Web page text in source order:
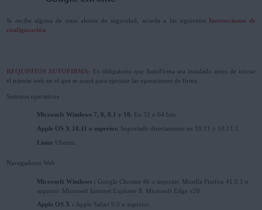
Si recibe alguna de estas alertas de seguridad, acceda a las siguientes Instrucciones de
configuración
REQUISITOS AUTOFIRMA: Es obligatorio que AutoFirma sea instalado antes de iniciar
el trámite web en el que se usará para ejecutar las operaciones de firma.
Sistemas operativos
Microsoft Windows 7, 8, 8.1 y 10. En 32 o 64 bits.
Apple OS X 10.11 o superior. Soportado directamente en 10.11 y 10.11.1.
Linux Ubuntu
Navegadores Web
Microsoft Windows : Google Chrome 46 o superior. Mozilla Firefox 41.0.1 o
superior. Microsoft Internet Explorer 8. Microsoft Edge v20
Apple OS X : Apple Safari 9.0 o superior.